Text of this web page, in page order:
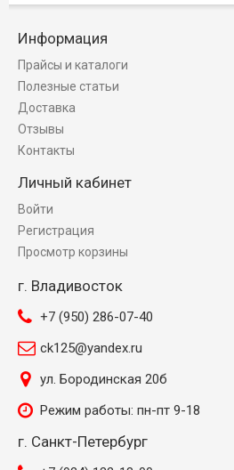
Информация
Прайсы и каталоги
Полезные статьи
Доставка
Отзывы
Контакты
Личный кабинет
Войти
Регистрация
Просмотр корзины
г. Владивосток
+7 (950) 286-07-40
ck125@yandex.ru
ул. Бородинская 20б
Режим работы: пн-пт 9-18
г. Санкт-Петербург